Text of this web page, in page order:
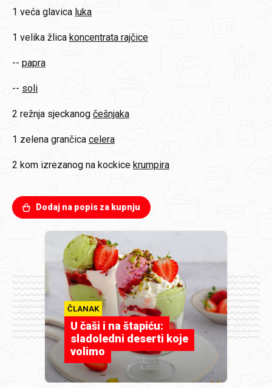
1 veća glavica luka
1 velika žlica koncentrata rajčice
-- papra
-- soli
2 režnja sjeckanog češnjaka
1 zelena grančica celera
2 kom izrezanog na kockice krumpira
Dodaj na popis za kupnju
ČLANAK
U čaši i na štapiću:
sladoledni deserti koje
volimo